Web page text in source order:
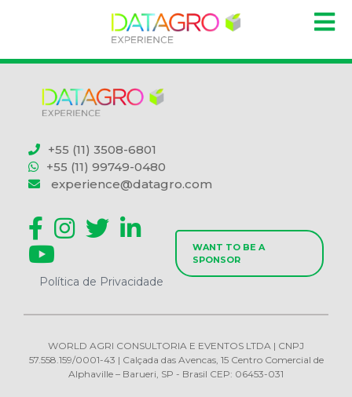
+55 (11) 3508-6801
+55 (11) 99749-0480
experience@datagro.com
Política de Privacidade
WANT TO BE A
SPONSOR
WORLD AGRI CONSULTORIA E EVENTOS LTDA | CNPJ
57.558.159/0001-43 | Calçada das Avencas, 15 Centro Comercial de
Alphaville – Barueri, SP - Brasil CEP: 06453-031